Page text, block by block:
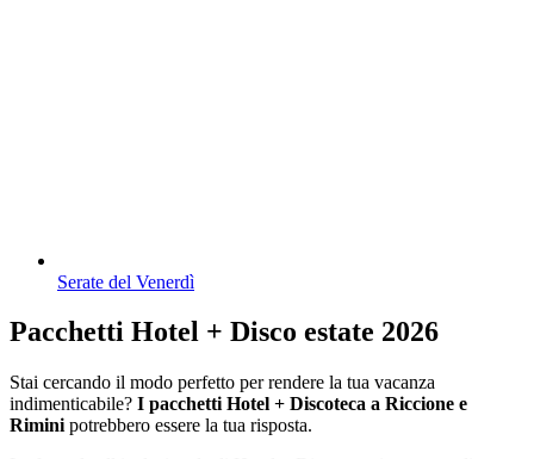
Serate del Venerdì
Pacchetti Hotel + Disco estate 2026
Stai cercando il modo perfetto per rendere la tua vacanza
indimenticabile? I pacchetti Hotel + Discoteca a Riccione e
Rimini potrebbero essere la tua risposta.